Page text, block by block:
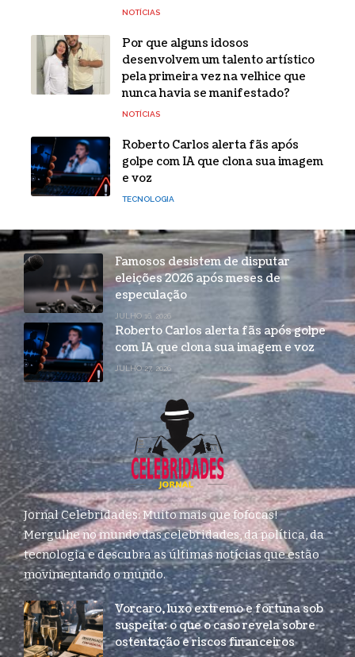
NOTÍCIAS
Por que alguns idosos
desenvolvem um talento artístico
pela primeira vez na velhice que
nunca havia se manifestado?
NOTÍCIAS
Roberto Carlos alerta fãs após
golpe com IA que clona sua imagem
e voz
TECNOLOGIA
Famosos desistem de disputar
eleições 2026 após meses de
especulação
JULHO 16, 2026
Roberto Carlos alerta fãs após golpe
com IA que clona sua imagem e voz
JULHO 27, 2026
Jornal Celebridades: Muito mais que fofocas!
Mergulhe no mundo das celebridades, da política, da
tecnologia e descubra as últimas notícias que estão
movimentando o mundo.
Vorcaro, luxo extremo e fortuna sob
suspeita: o que o caso revela sobre
ostentação e riscos financeiros